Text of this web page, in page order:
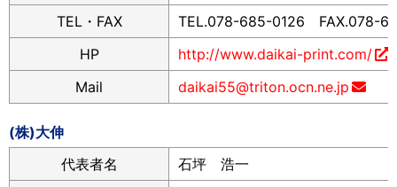
TEL・FAX
TEL.078-685-0126 FAX.078-
HP
http://www.daikai-print.com/
Mail
daikai55@triton.ocn.ne.jp
(株)大伸
代表者名
石坪 浩一